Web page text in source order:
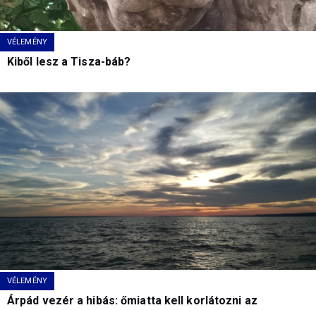
VÉLEMÉNY
Kiből lesz a Tisza-báb?
VÉLEMÉNY
Árpád vezér a hibás: őmiatta kell korlátozni az